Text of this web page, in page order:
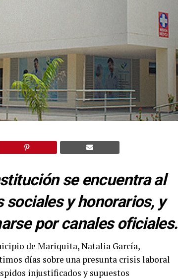
se encuentra al
y honorarios, y
por canales oficiales.
de Mariquita, Natalia García,
días sobre una presunta crisis laboral
injustificados y supuestos